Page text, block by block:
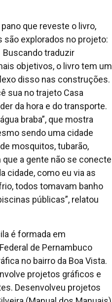
que reveste o livro,
explorados no projeto:
Buscando traduzir
objetivos, o livro tem um
disso nas construções.
sua no trajeto Casa
da hora e do transporte.
braba”, que mostra
sendo uma cidade
mosquitos, tubarão,
a gente não se conecte
cidade, como eu via as
todos tomavam banho
públicas”, relatou
é formada em
de Pernambuco
no bairro da Boa Vista.
projetos gráficos e
Desenvolveu projetos